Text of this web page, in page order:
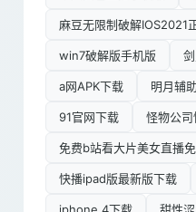
麻豆无限制破解IOS2021
win7破解版手机版
a网APK下载 明月辅
91官网下载 怪物公
免费b站看大片美女直播
快播ipad版最新版下载